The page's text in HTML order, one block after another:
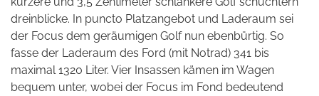
dreinblicke. In puncto Platzangebot und Laderaum sei
der Focus dem geräumigen Golf nun ebenbürtig. So
fasse der Laderaum des Ford (mit Notrad) 341 bis
maximal 1320 Liter. Vier Insassen kämen im Wagen
bequem unter, wobei der Focus im Fond bedeutend